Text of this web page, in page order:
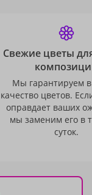
Свежие цветы
Мы гарантируем
качество цветов.
оправдает ваших
мы заменим его в
суток.